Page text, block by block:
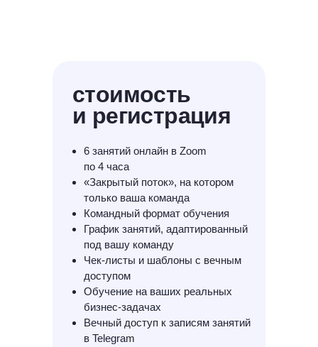
стоимость
и регистрация
6 занятий онлайн в Zoom
по 4 часа
«Закрытый поток», на котором
только ваша команда
Командный формат обучения
График занятий, адаптированный
под вашу команду
Чек-листы и шаблоны с вечным
доступом
Обучение на ваших реальных
бизнес-задачах
Вечный доступ к записям занятий
в Telegram